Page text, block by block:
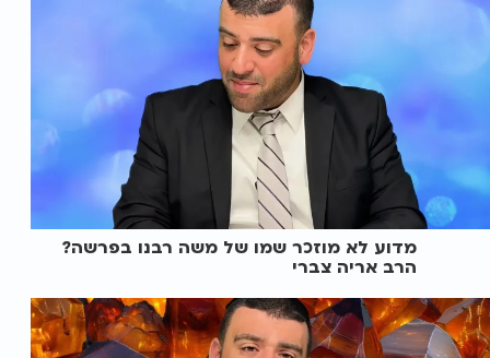
מדוע לא מוזכר שמו של משה רבנו בפרשה?
הרב אריה צברי